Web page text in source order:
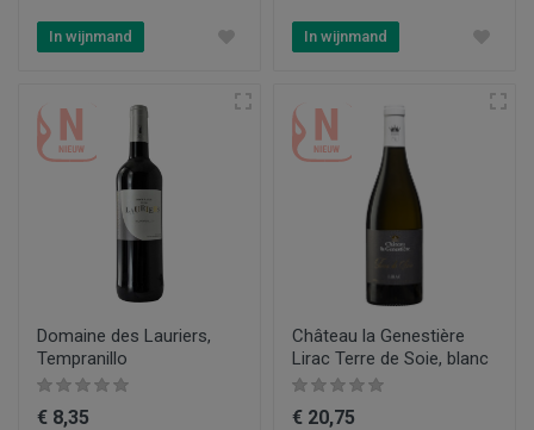
In wijnmand In wijnmand
Domaine des Lauriers,
Tempranillo
€ 8,35
Château la Genestière
Lirac Terre de Soie, blanc
€ 20,75